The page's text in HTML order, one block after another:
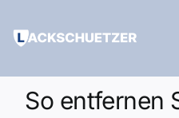
Inhalt
So entfernen